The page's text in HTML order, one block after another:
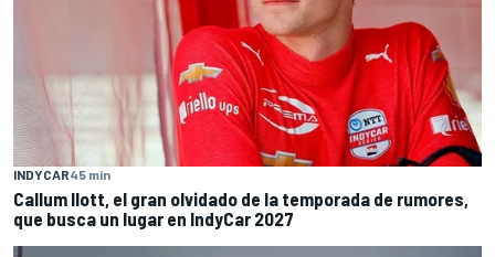
INDYCAR45 min
Callum Ilott, el gran olvidado de la temporada de rumores,
que busca un lugar en IndyCar 2027